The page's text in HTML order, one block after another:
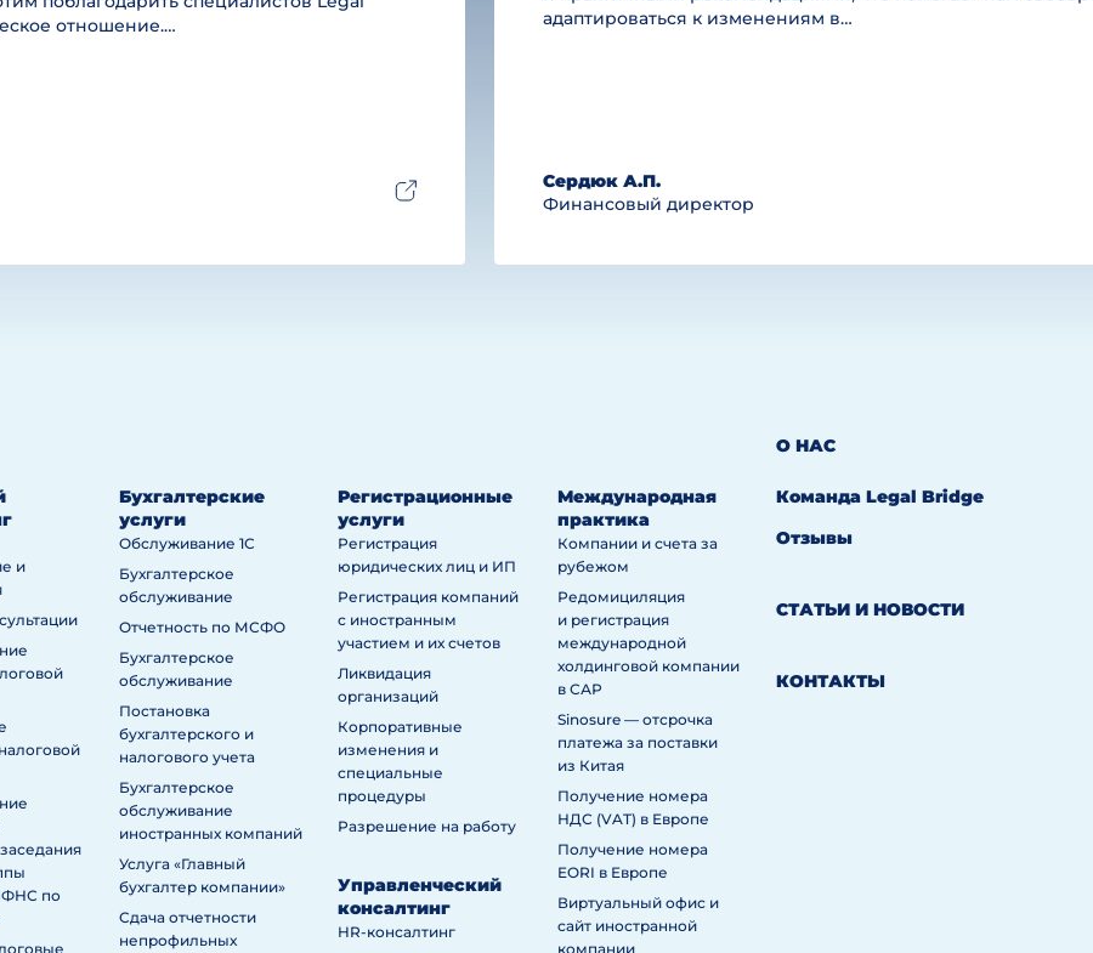
отношение.…
адаптироваться к изменениям в…
Сердюк А.П.
Финансовый директор
и
по
Бухгалтерские
услуги
Обслуживание 1С
Бухгалтерское
обслуживание
Отчетность по МСФО
Бухгалтерское
обслуживание
Постановка
бухгалтерского и
налогового учета
Бухгалтерское
обслуживание
иностранных компаний
Услуга «Главный
бухгалтер компании»
Сдача отчетности
непрофильных
Регистрационные
услуги
Регистрация
юридических лиц и ИП
Регистрация компаний
с иностранным
участием и их счетов
Ликвидация
организаций
Корпоративные
изменения и
специальные
процедуры
Разрешение на работу
Управленческий
консалтинг
HR-консалтинг
Международная
практика
Компании и счета за
рубежом
Редомициляция
и регистрация
международной
холдинговой компании
в САР
Sinosure — отсрочка
платежа за поставки
из Китая
Получение номера
НДС (VAT) в Европе
Получение номера
EORI в Европе
Виртуальный офис и
сайт иностранной
компании
О НАС
Команда Legal Bridge
Отзывы
СТАТЬИ И НОВОСТИ
КОНТАКТЫ